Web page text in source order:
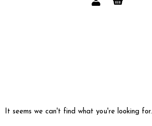
It seems we can't find what you're looking for.